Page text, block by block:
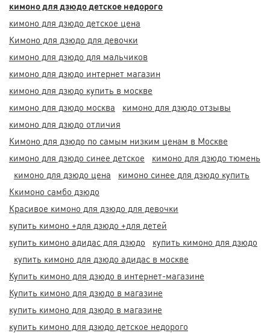
кимоно для дзюдо детское недорого
кимоно для дзюдо детское цена
Кимоно для дзюдо для девочки
кимоно для дзюдо для мальчиков
кимоно для дзюдо интернет магазин
кимоно для дзюдо купить в москве
кимоно для дзюдо москва
кимоно для дзюдо отзывы
кимоно для дзюдо отличия
Кимоно для дзюдо по самым низким ценам в Москве
кимоно для дзюдо синее детское
кимоно для дзюдо тюмень
кимоно для дзюдо цена
кимоно синее для дзюдо купить
Ккимоно самбо дзюдо
Красивое кимоно для дзюдо для девочки
купить кимоно +для дзюдо +для детей
купить кимоно адидас для дзюдо
купить кимоно для дзюдо
купить кимоно для дзюдо адидас в москве
Купить кимоно для дзюдо в интернет-магазине
Купить кимоно для дзюдо в магазине
купить кимоно для дзюдо в магазине
купить кимоно для дзюдо детское недорого